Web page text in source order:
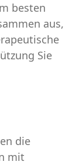
besten
aus,
Sie
die
mit